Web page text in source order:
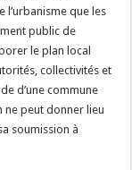
l’urbanisme que les
public de
le plan local
collectivités et
d’une commune
ne peut donner lieu
soumission à